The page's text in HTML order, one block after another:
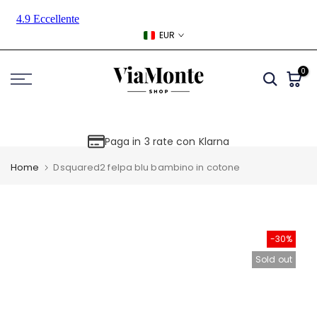
Skip
EUR
0
Paga in 3 rate con Klarna
Home Dsquared2 felpa blu bambino in cotone
-30%
Sold out